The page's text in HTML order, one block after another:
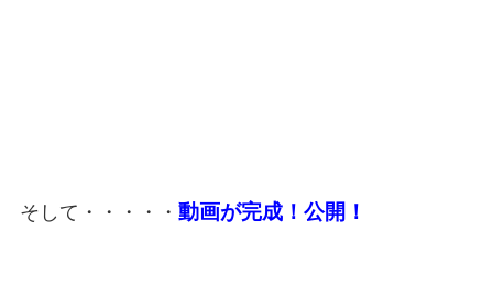
そして・・・・・ 動画が完成！公開！